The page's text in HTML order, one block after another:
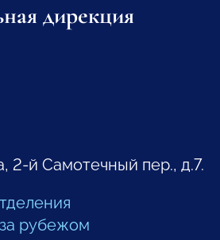
дирекция
2-й Самотечный пер., д.7.
рубежом